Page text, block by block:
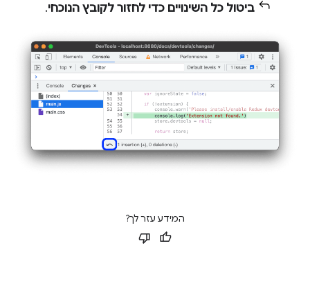
ביטול כל השינויים כדי לחזור לקובץ הנוכחי.
המידע עזר לך?